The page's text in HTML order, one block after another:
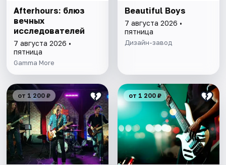
Afterhours: блюз
вечных
исследователей
7 августа 2026 •
пятница
Gamma More
Beautiful Boys
7 августа 2026 •
пятница
Дизайн-завод
от 1 200 ₽ от 1 200 ₽